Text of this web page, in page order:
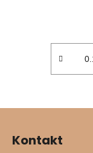
Z
Kontakt